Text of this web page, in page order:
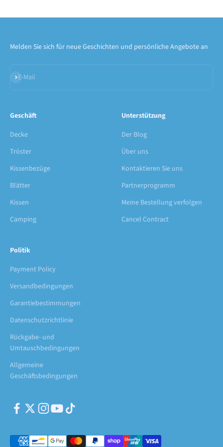
Melden Sie sich für neue Geschichten und persönliche Angebote an
E-Mail
Abonnieren
Geschäft
Decke
Tröster
Kissenbezüge
Blätter
Kissen
Camping
Unterstützung
Der Blog
Über uns
Kontaktieren Sie uns
Partnerprogramm
Meine Bestellung verfolgen
Cancel Contract
Politik
Payment Policy
Versandbedingungen
Garantiebestimmungen
Datenschutzrichtlinie
Rückgabe- und
Umtauschbedingungen
Allgemeine
Geschäftsbedingungen